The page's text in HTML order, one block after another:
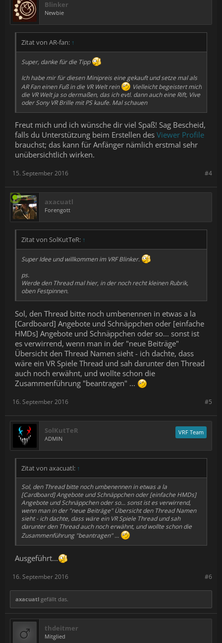
Blinker
Newbie
Zitat von AR-fan: ↑
Super, danke für die Tipp
Ich habe mir für diesen Minipreis eine gekauft und setze mal als
AR Fan einen Fuß in die VR Welt rein
Vielleicht begeistert mich
die VR Welt ja so dermaßen, das ich evtl. dann auch eine Rift, Vive
oder Sony VR Brille mit PS kaufe. Mal schauen
Freut mich und ich wünsche dir viel Spaß! Sag Bescheid,
falls du Unterstützung beim Erstellen des Viewer Profile
brauchst; das kann für Anfänger nämlich erstmal sehr
unübersichtlich wirken.
#4
15. September 2016
axacuatl
Forengott
Zitat von SolKutTeR: ↑
Super Idee und willkommen im VRF Blinker.
ps.
Werde den Thread mal hier, in der noch recht kleinen Rubrik,
oben Festpinnen.
Sol, den Thread bitte noch umbenennen in etwas a la
[Cardboard] Angebote und Schnäppchen oder [einfache
HMDs] Angebote und Schnäppchen oder so... sonst ist
es verwirrend, wenn man in der "neue Beiträge"
Übersicht den Thread Namen sieht - ich dachte, dass
wäre ein VR Spiele Thread und sah darunter den Thread
auch noch erwähnt, und wollte schon die
Zusammenführung "beantragen" ...
#5
16. September 2016
SolKutTeR
ADMIN
VRF Team
Zitat von axacuatl: ↑
Sol, den Thread bitte noch umbenennen in etwas a la
[Cardboard] Angebote und Schnäppchen oder [einfache HMDs]
Angebote und Schnäppchen oder so... sonst ist es verwirrend,
wenn man in der "neue Beiträge" Übersicht den Thread Namen
sieht - ich dachte, dass wäre ein VR Spiele Thread und sah
darunter den Thread auch noch erwähnt, und wollte schon die
Zusammenführung "beantragen" ...
Ausgeführt...
#6
16. September 2016
axacuatl gefällt das.
thdeitmer
Mitglied